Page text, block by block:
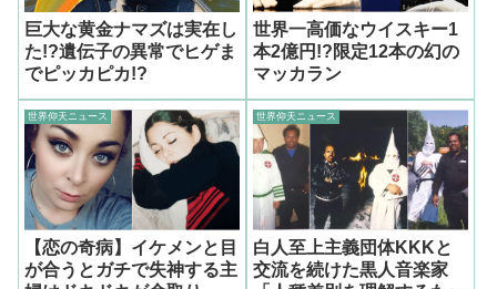
巨大な黄金ナマズは実在し
た!?遺伝子の異常でヒゲま
でピッカピカ!?
世界一高価なウイスキー1
本2億円!?限定12本の幻の
マッカラン
世界仰天ニュース
【恋の奇病】イケメンと目
が合うとガチで失神する主
世界仰天ニュース
白人至上主義団体KKKと
交流を続けた黒人音楽家